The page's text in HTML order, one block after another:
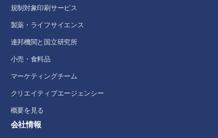
規制対象印刷サービス
製薬・ライフサイエンス
連邦機関と国立研究所
小売・食料品
マーケティングチーム
クリエイティブエージェンシー
概要を見る
会社情報